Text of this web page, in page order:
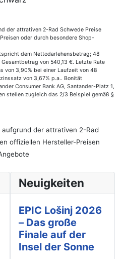
der attrativen 2-Rad Schwede Preise
oder durch besondere Shop-
dem Nettodarlehensbetrag; 48
von 540,13 €. Letzte Rate
von 3,90% bei einer Laufzeit von 48
von 3,67% p.a.. Bonität
Consumer Bank AG, Santander-Platz 1,
stellen zugleich das 2/3 Beispiel gemäß §
aufgrund der attrativen 2-Rad
offiziellen Hersteller-Preisen
Neuigkeiten
EPIC Lošinj 2026
– Das große
Finale auf der
Insel der Sonne